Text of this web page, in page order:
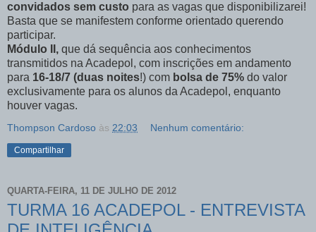
convidados sem custo para as vagas que disponibilizarei!
Basta que se manifestem conforme orientado querendo
participar.
Módulo II, que dá sequência aos conhecimentos
transmitidos na Acadepol, com inscrições em andamento
para 16-18/7 (duas noites!) com bolsa de 75% do valor
exclusivamente para os alunos da Acadepol, enquanto
houver vagas.
Thompson Cardoso às 22:03 Nenhum comentário:
Compartilhar
QUARTA-FEIRA, 11 DE JULHO DE 2012
TURMA 16 ACADEPOL - ENTREVISTA